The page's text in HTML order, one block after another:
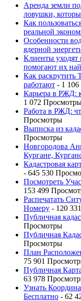
Аренда земли
ловушки,
Как
реальной
Особенности
ядерной
Клиенты уходят
помогают их
Как раскрутить
работают - 1
Карьера в РЖД:
1 072
Работа в РЖД:
Просмотры
Выписка из
Просмотры
Новгородова
Кургане,
Кадастровая
- 645 530
Посмотреть
153 499
Распечатать
Номеру - 120
Публичная
Просмотры
Публичная
Просмотры
План
75 901
Публичная
63 978
Узнать
Бесплатно - 62